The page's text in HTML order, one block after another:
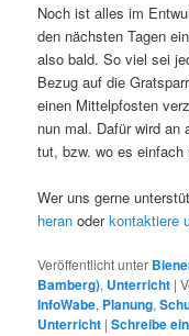
Noch ist alles im
den nächsten Tagen
also bald. So viel sei
Bezug auf die
einen Mittelpfosten
nun mal. Dafür wird an
tut, bzw. wo es
Wer uns gerne
heranoderkontaktiere
Veröffentlicht unter
Bamberg), Unterricht |
InfoWabe, Planung,
Unterricht |Schreibe